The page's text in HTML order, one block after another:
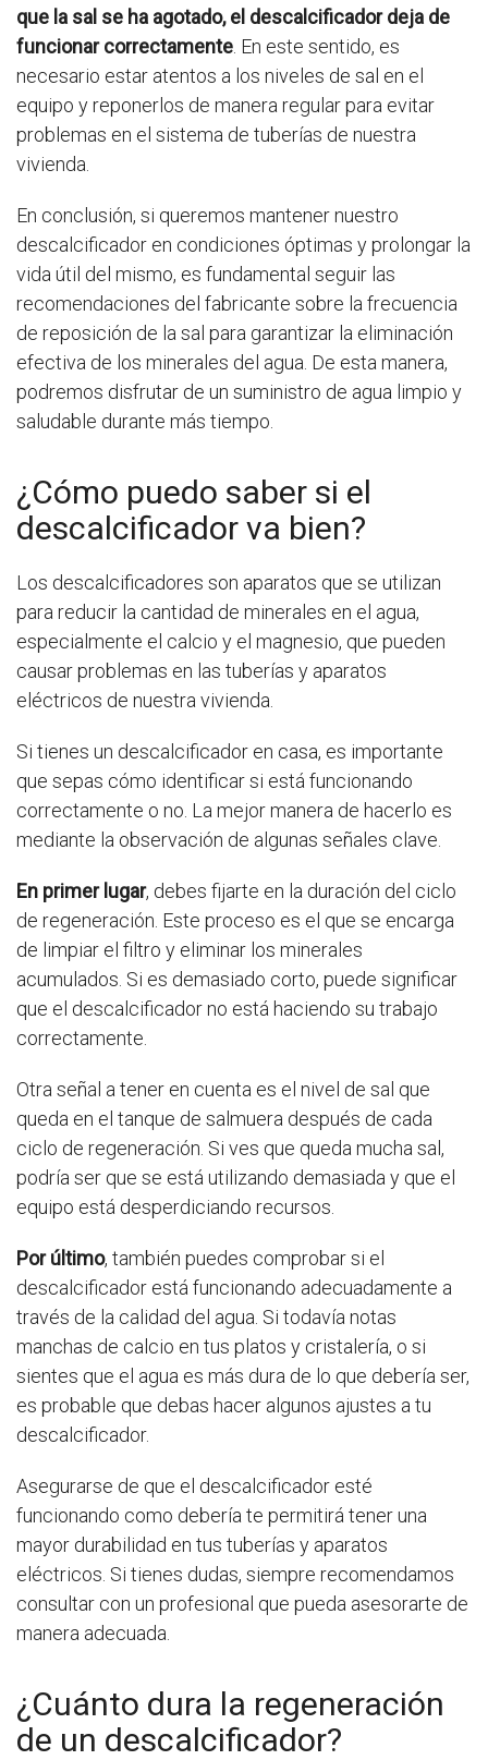
que la sal se ha agotado, el descalcificador deja de
funcionar correctamente . En este sentido, es
necesario estar atentos a los niveles de sal en el
equipo y reponerlos de manera regular para evitar
problemas en el sistema de tuberías de nuestra
vivienda.
En conclusión, si queremos mantener nuestro
descalcificador en condiciones óptimas y prolongar la
vida útil del mismo, es fundamental seguir las
recomendaciones del fabricante sobre la frecuencia
de reposición de la sal para garantizar la eliminación
efectiva de los minerales del agua. De esta manera,
podremos disfrutar de un suministro de agua limpio y
saludable durante más tiempo.
¿Cómo puedo saber si el
descalcificador va bien?
Los descalcificadores son aparatos que se utilizan
para reducir la cantidad de minerales en el agua,
especialmente el calcio y el magnesio, que pueden
causar problemas en las tuberías y aparatos
eléctricos de nuestra vivienda.
Si tienes un descalcificador en casa, es importante
que sepas cómo identificar si está funcionando
correctamente o no. La mejor manera de hacerlo es
mediante la observación de algunas señales clave.
En primer lugar, debes fijarte en la duración del ciclo
de regeneración. Este proceso es el que se encarga
de limpiar el filtro y eliminar los minerales
acumulados. Si es demasiado corto, puede significar
que el descalcificador no está haciendo su trabajo
correctamente.
Otra señal a tener en cuenta es el nivel de sal que
queda en el tanque de salmuera después de cada
ciclo de regeneración. Si ves que queda mucha sal,
podría ser que se está utilizando demasiada y que el
equipo está desperdiciando recursos.
Por último, también puedes comprobar si el
descalcificador está funcionando adecuadamente a
través de la calidad del agua. Si todavía notas
manchas de calcio en tus platos y cristalería, o si
sientes que el agua es más dura de lo que debería ser,
es probable que debas hacer algunos ajustes a tu
descalcificador.
Asegurarse de que el descalcificador esté
funcionando como debería te permitirá tener una
mayor durabilidad en tus tuberías y aparatos
eléctricos. Si tienes dudas, siempre recomendamos
consultar con un profesional que pueda asesorarte de
manera adecuada.
¿Cuánto dura la regeneración
de un descalcificador?